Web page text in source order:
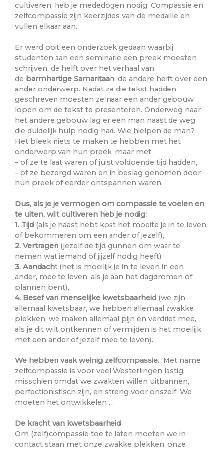
cultiveren, heb je mededogen nodig. Compassie en
zelfcompassie zijn keerzijdes van de medaille en
vullen elkaar aan.
Er werd ooit een onderzoek gedaan waarbij
studenten aan een seminarie een preek moesten
schrijven, de helft over het verhaal van
de barmhartige Samaritaan, de andere helft over een
ander onderwerp. Nadat ze die tekst hadden
geschreven moesten ze naar een ander gebouw
lopen om de tekst te presenteren. Onderweg naar
het andere gebouw lag er een man naast de weg
die duidelijk hulp nodig had. Wie hielpen de man?
Het bleek niets te maken te hebben met het
onderwerp van hun preek, maar met
– of ze te laat waren of juist voldoende tijd hadden,
– of ze bezorgd waren en in beslag genomen door
hun preek of eerder ontspannen waren.
Dus, als je je vermogen om compassie te voelen en
te uiten, wilt cultiveren heb je nodig:
1. Tijd (als je haast hebt kost het moeite je in te leven
of bekommeren om een ander of jezelf),
2. Vertragen (jezelf de tijd gunnen om waar te
nemen wat iemand of jijzelf nodig heeft)
3. Aandacht(het is moeilijk je in te leven in een
ander, mee te leven, als je aan het dagdromen of
plannen bent),
4. Besef van menselijke kwetsbaarheid (we zijn
allemaal kwetsbaar, we hebben allemaal zwakke
plekken, we maken allemaal pijn en verdriet mee,
als je dit wilt ontkennen of vermijden is het moeilijk
met een ander of jezelf mee te leven).
We hebben vaak weinig zelfcompassie. Met name
zelfcompassie is voor veel Westerlingen lastig,
misschien omdat we zwakten willen uitbannen,
perfectionistisch zijn, en streng voor onszelf. We
moeten het ontwikkelen …
De kracht van kwetsbaarheid
Om (zelf)compassie toe te laten moeten we in
contact staan met onze zwakke plekken, onze